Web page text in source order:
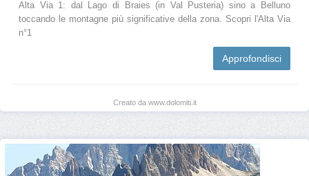
Alta Via 1: dal Lago di Braies (in Val Pusteria) sino a Belluno
toccando le montagne più significative della zona. Scopri l'Alta Via
n°1
Approfondisci
Creato da www.dolomiti.it